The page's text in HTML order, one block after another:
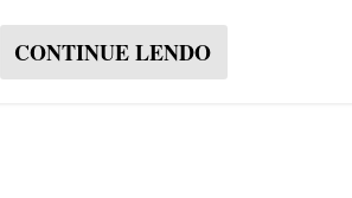
CONTINUE LENDO